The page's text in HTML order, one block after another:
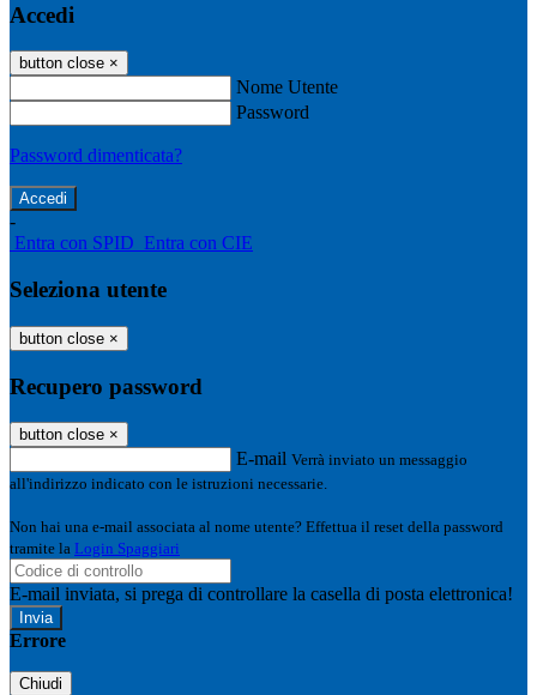
Accedi
button close ×
Nome Utente
Password
Password dimenticata?
-
Entra con SPID Entra con CIE
Seleziona utente
button close ×
Recupero password
button close ×
E-mail Verrà inviato un messaggio
all'indirizzo indicato con le istruzioni necessarie.
Non hai una e-mail associata al nome utente? Effettua il reset della password
tramite la Login Spaggiari
E-mail inviata, si prega di controllare la casella di posta elettronica!
Errore
Chiudi